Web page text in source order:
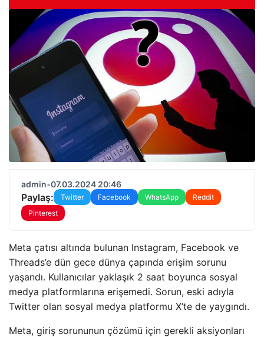
admin•07.03.2024 20:46
Paylaş: Twitter Facebook WhatsApp
Reddit
Pinterest
Meta çatısı altında bulunan Instagram, Facebook ve
Threads’e dün gece dünya çapında erişim sorunu
yaşandı. Kullanıcılar yaklaşık 2 saat boyunca sosyal
medya platformlarına erişemedi. Sorun, eski adıyla
Twitter olan sosyal medya platformu X’te de yaygındı.
Meta, giriş sorununun çözümü için gerekli aksiyonları